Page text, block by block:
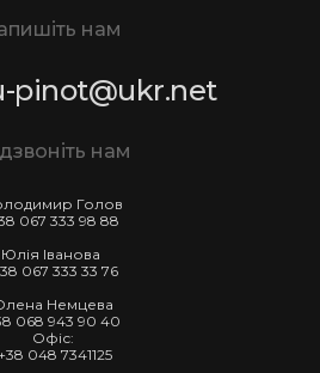
нам
pinot@ukr.net
нам
Голов
067 333 98 88
Юлія Іванова
067 333 33 76
Немцева
068 943 90 40
Офіс:
+38 048 7341125